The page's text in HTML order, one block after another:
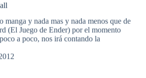
manga y nada mas y nada menos que de
(El Juego de Ender) por el momento
a poco, nos irá contando la